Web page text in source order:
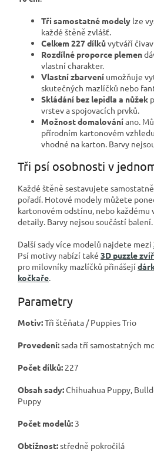
Tři samostatné modely lze
každé štěně zvlášť.
Celkem 227 dílkůvytváří
Rozdílné proporce plemen
vlastní charakter.
Vlastní zbarvení umožňuje
skutečných mazlíčků nebo
Skládání bez lepidla a nůžek
vrstev a spojovacích prvků.
Možnost domalováníano.
přírodním kartonovém
vhodné na karton. Barvy
Tři psí osobnosti v
Každé štěně sestavujete
pořadí. Hotové modely můžete
kartonovém odstínu, nebo
detaily. Barvy nejsou součástí balení.
Další sady více modelů najdete mezi
Psí motivy nabízí také 3D puzzle
pro milovníky mazlíčků přinášejí
kočkaře
Parametry
Motiv:Tři štěňata / Puppies Trio
Provedení:sada tří samostatných
Počet dílků: 227
Obsah sady:Chihuahua Puppy,
Puppy
Počet modelů: 3
Obtížnost:středně pokročilá